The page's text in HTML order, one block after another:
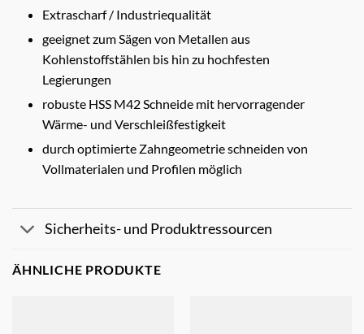
Extrascharf / Industriequalität
geeignet zum Sägen von Metallen aus
Kohlenstoffstählen bis hin zu hochfesten
Legierungen
robuste HSS M42 Schneide mit hervorragender
Wärme- und Verschleißfestigkeit
durch optimierte Zahngeometrie schneiden von
Vollmaterialen und Profilen möglich
Sicherheits- und Produktressourcen
ÄHNLICHE PRODUKTE